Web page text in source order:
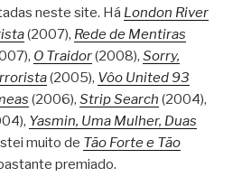
neste site. Há London River
(2007), Rede de Mentiras
O Traidor(2008), Sorry,
(2005), Vôo United 93
(2006), Strip Search (2004),
Yasmin, Uma Mulher, Duas
muito de Tão Forte e Tão
premiado.